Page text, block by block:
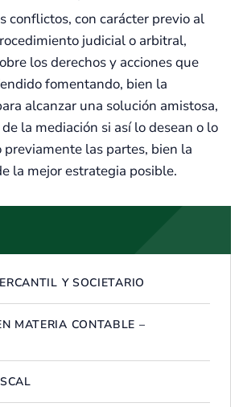
conflictos, con carácter previo al
judicial o arbitral,
los derechos y acciones que
fomentando, bien la
alcanzar una solución amistosa,
la mediación si así lo desean o lo
previamente las partes, bien la
la mejor estrategia posible.
Y SOCIETARIO
MATERIA CONTABLE –